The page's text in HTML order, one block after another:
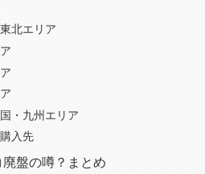
北エリア
・九州エリア
入先
盤の噂？まとめ